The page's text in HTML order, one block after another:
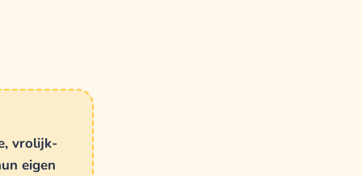
vrolijk-
eigen